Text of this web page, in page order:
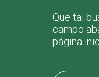
Que tal
campo
página